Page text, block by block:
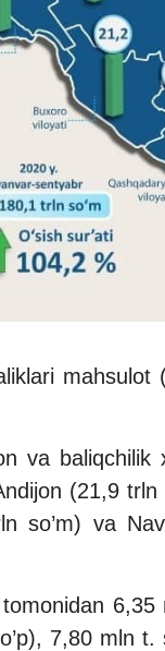
va baliqchilik
(21,9
so’m) va
7,80 mln